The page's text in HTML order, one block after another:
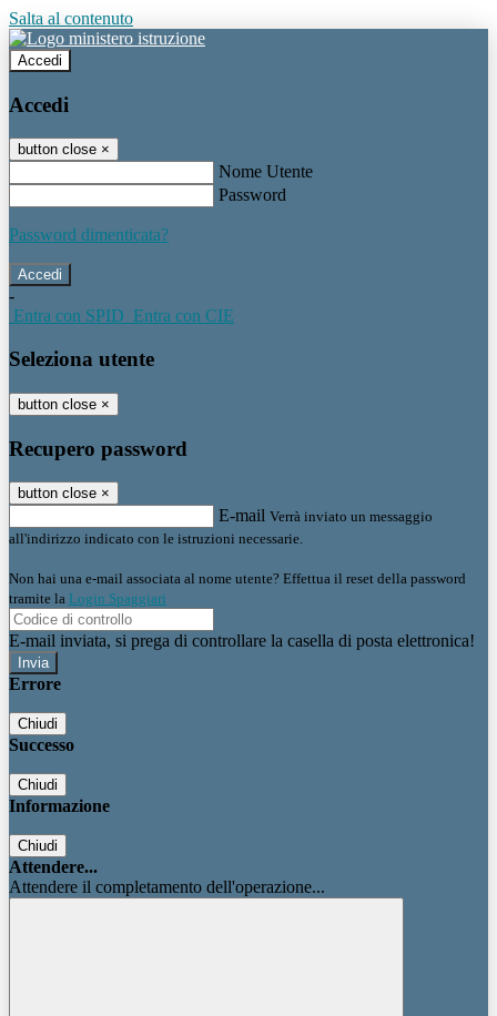
Salta al contenuto
Accedi
Accedi
button close ×
Nome Utente
Password
Password dimenticata?
-
Entra con SPID Entra con CIE
Seleziona utente
button close ×
Recupero password
button close ×
E-mail Verrà inviato un messaggio
all'indirizzo indicato con le istruzioni necessarie.
Non hai una e-mail associata al nome utente? Effettua il reset della password
tramite la Login Spaggiari
E-mail inviata, si prega di controllare la casella di posta elettronica!
Errore
Chiudi
Successo
Chiudi
Informazione
Chiudi
Attendere...
Attendere il completamento dell'operazione...